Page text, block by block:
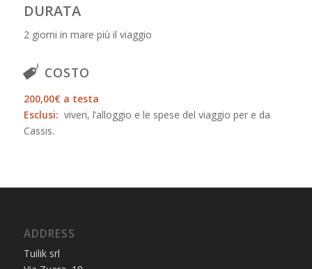
DURATA
2 giorni in mare più il viaggio
COSTO
200,00€ a testa
Esclusi: viveri, l’alloggio e le spese del viaggio per e da
Cassis.
ADDRESS
Tuilik srl